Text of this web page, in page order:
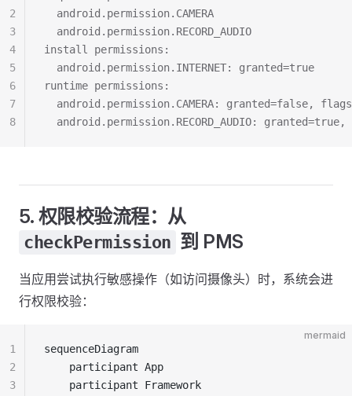
  android.permission.CAMERA
  android.permission.RECORD_AUDIO
install permissions:
  android.permission.INTERNET: granted=true
runtime permissions:
android.permission.CAMERA: granted=false,
android.permission.RECORD_AUDIO: granted=true,
2
3
4
5
6
7
8
5. 权限校验流程：从
checkPermission 到 PMS
当应用尝试执行敏感操作（如访问摄像头）时，系统会进
行权限校验：
mermaid
sequenceDiagram
    participant App
    participant Framework
1
2
3